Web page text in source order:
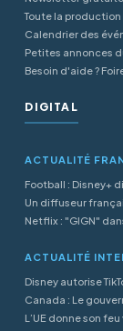
Toute la production
Calendrier des
Petites annonces
Besoin d'aide ?
DIGITAL
ACTUALITÉ
Football : Disney+
Un diffuseur
Netflix : "GIGN"
ACTUALITÉ
Disney autorise
Canada : Le
L’UE donne son